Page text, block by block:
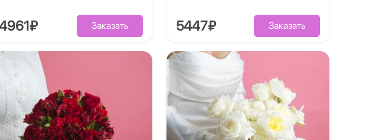
4961₽ Заказать 5447₽ Заказать